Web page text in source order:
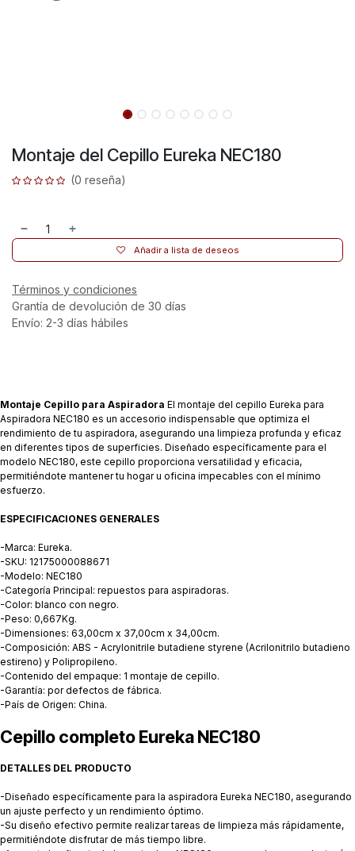
Montaje del Cepillo Eureka NEC180
(0 reseña)
Añadir a lista de deseos
Términos y condiciones
Grantía de devolución de 30 días
Envío: 2-3 días hábiles
Montaje Cepillo para Aspiradora El montaje del cepillo Eureka para
Aspiradora NEC180 es un accesorio indispensable que optimiza el
rendimiento de tu aspiradora, asegurando una limpieza profunda y eficaz
en diferentes tipos de superficies. Diseñado específicamente para el
modelo NEC180, este cepillo proporciona versatilidad y eficacia,
permitiéndote mantener tu hogar u oficina impecables con el mínimo
esfuerzo.
ESPECIFICACIONES GENERALES
-Marca: Eureka.
-SKU: 12175000088671
-Modelo: NEC180
-Categoría Principal: repuestos para aspiradoras.
-Color: blanco con negro.
-Peso: 0,667Kg.
-Dimensiones: 63,00cm x 37,00cm x 34,00cm.
-Composición: ABS - Acrylonitrile butadiene styrene (Acrilonitrilo butadieno
estireno) y Polipropileno.
-Contenido del empaque: 1 montaje de cepillo.
-Garantía: por defectos de fábrica.
-País de Origen: China.
Cepillo completo Eureka NEC180
DETALLES DEL PRODUCTO
-Diseñado específicamente para la aspiradora Eureka NEC180, asegurando
un ajuste perfecto y un rendimiento óptimo.
-Su diseño efectivo permite realizar tareas de limpieza más rápidamente,
permitiéndote disfrutar de más tiempo libre.